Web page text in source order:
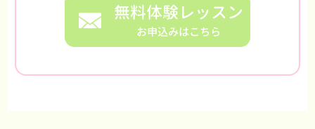
無料体験レッスン
お申込みはこちら